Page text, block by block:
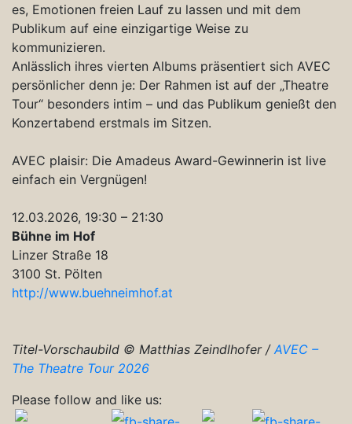
es, Emotionen freien Lauf zu lassen und mit dem
Publikum auf eine einzigartige Weise zu
kommunizieren.
Anlässlich ihres vierten Albums präsentiert sich AVEC
persönlicher denn je: Der Rahmen ist auf der „Theatre
Tour“ besonders intim – und das Publikum genießt den
Konzertabend erstmals im Sitzen.
AVEC plaisir: Die Amadeus Award-Gewinnerin ist live
einfach ein Vergnügen!
12.03.2026, 19:30 – 21:30
Bühne im Hof
Linzer Straße 18
3100 St. Pölten
http://www.buehneimhof.at
Titel-Vorschaubild © Matthias Zeindlhofer / AVEC –
The Theatre Tour 2026
Please follow and like us: